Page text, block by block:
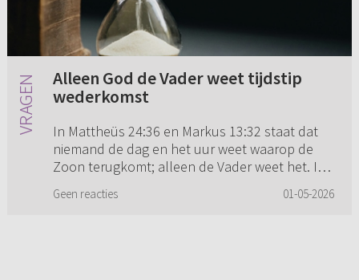
Alleen God de Vader weet tijdstip
wederkomst
In Mattheüs 24:36 en Markus 13:32 staat dat
niemand de dag en het uur weet waarop de
Zoon terugkomt; alleen de Vader weet het. In
uitgelegd dat de Zoon dit ...
Geen reacties 01-05-2026